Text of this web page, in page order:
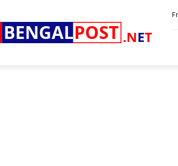
.NET
BENGALPOST